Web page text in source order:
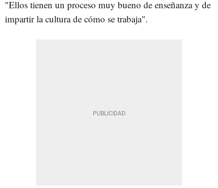
"Ellos tienen un proceso muy bueno de enseñanza y de
impartir la cultura de cómo se trabaja".